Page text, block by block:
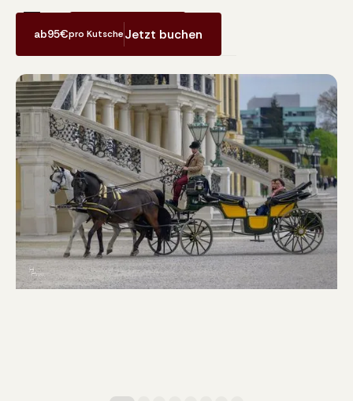
Jetzt Erlebnis buchen
ab95€pro KutscheJetzt buchen